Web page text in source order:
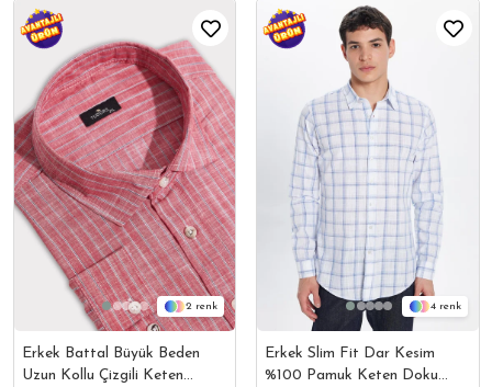
2
Erkek Battal Büyük Beden
Uzun Kollu Çizgili Keten
4
Erkek Slim Fit Dar Kesim
%100 Pamuk Keten Doku